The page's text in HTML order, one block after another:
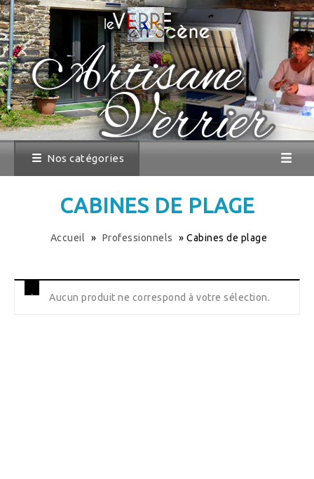
Nos catégories
CABINES DE PLAGE
Accueil » Professionnels »Cabines de plage
Aucun produit ne correspond à votre sélection.